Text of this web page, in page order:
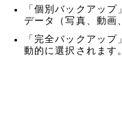
「個別バックアッ
データ（写真、動画
「完全バックアッ
動的に選択されます。